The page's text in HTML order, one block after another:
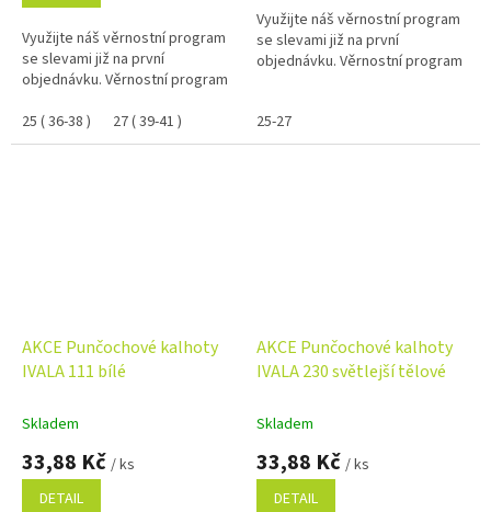
Využijte náš věrnostní program
se slevami již na první
objednávku. Věrnostní program
25 ( 36-38 )
27 ( 39-41 )
5
hvězdiček.
Využijte náš věrnostní program
se slevami již na první
objednávku. Věrnostní program
25-27
AKCE Punčochové kalhoty
IVALA 111 bílé
Skladem
33,88 Kč / ks
DETAIL
AKCE Punčochové kalhoty
IVALA 230 světlejší tělové
Skladem
33,88 Kč / ks
DETAIL